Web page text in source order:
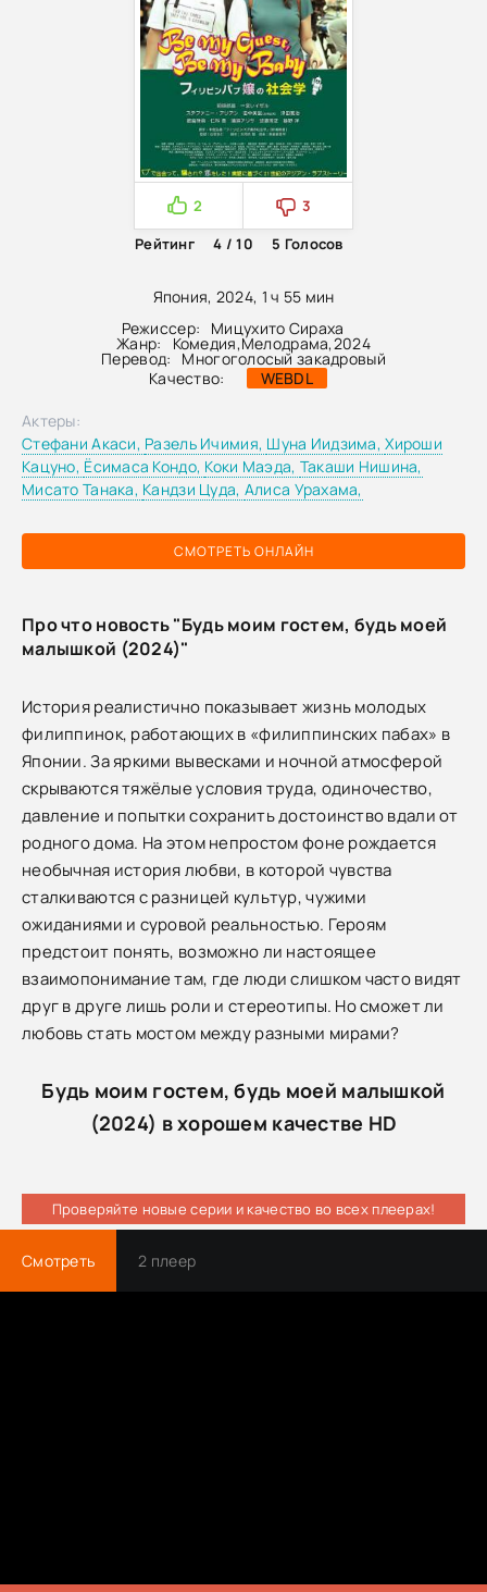
Япония, 2024, 1 ч 55 мин
Режиссер:
Мицухито Сираха
Жанр: Комедия,Мелодрама,2024
Перевод:
Многоголосый закадровый
Качество:
WEBDL
2
3
Рейтинг
4 / 10 5 Голосов
СМОТРЕТЬ ОНЛАЙН
Актеры:
Стефани Акаси, Разель Ичимия, Шуна Иидзима,Хироши
Кацуно, Ёсимаса Кондо, Коки Маэда, Такаши Нишина,
Мисато Танака, Кандзи Цуда, Алиса Урахама,
Про что новость "Будь моим гостем, будь моей
малышкой (2024)"
История реалистично показывает жизнь молодых
филиппинок, работающих в «филиппинских пабах» в
Японии. За яркими вывесками и ночной атмосферой
скрываются тяжёлые условия труда, одиночество,
давление и попытки сохранить достоинство вдали от
родного дома. На этом непростом фоне рождается
необычная история любви, в которой чувства
сталкиваются с разницей культур, чужими
ожиданиями и суровой реальностью. Героям
предстоит понять, возможно ли настоящее
взаимопонимание там, где люди слишком часто видят
друг в друге лишь роли и стереотипы. Но сможет ли
любовь стать мостом между разными мирами?
Будь моим гостем, будь моей малышкой
(2024) в хорошем качестве HD
Проверяйте новые серии и качество во всех плеерах!
Смотреть 2 плеер